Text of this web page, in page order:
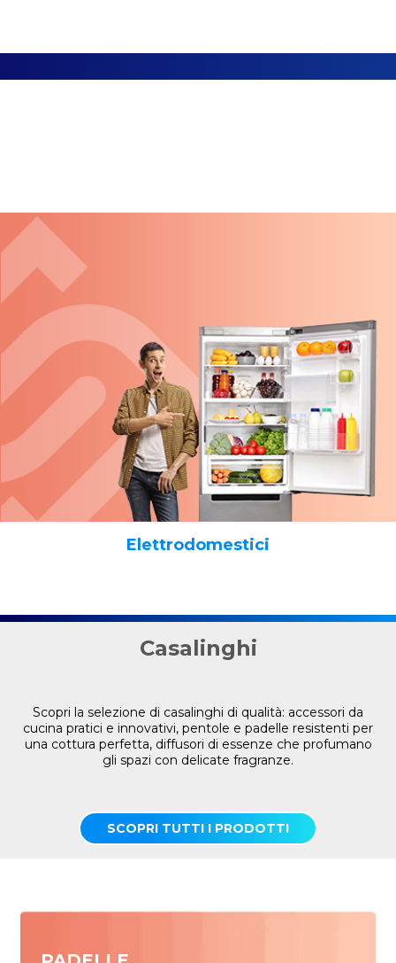
Elettrodomestici
Casalinghi
Scopri la selezione di casalinghi di qualità: accessori da
cucina pratici e innovativi, pentole e padelle resistenti per
una cottura perfetta, diffusori di essenze che profumano
gli spazi con delicate fragranze.
SCOPRI TUTTI I PRODOTTI